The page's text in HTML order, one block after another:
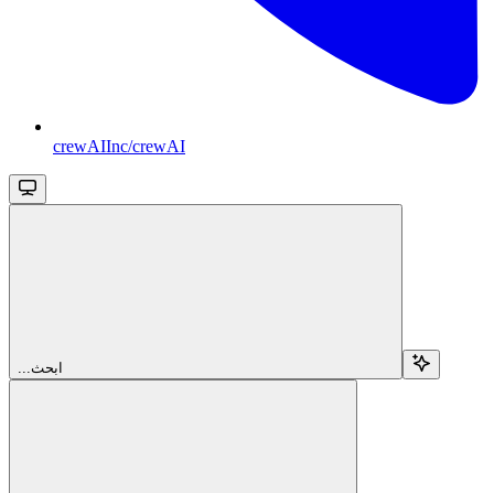
crewAIInc/crewAI
...ابحث